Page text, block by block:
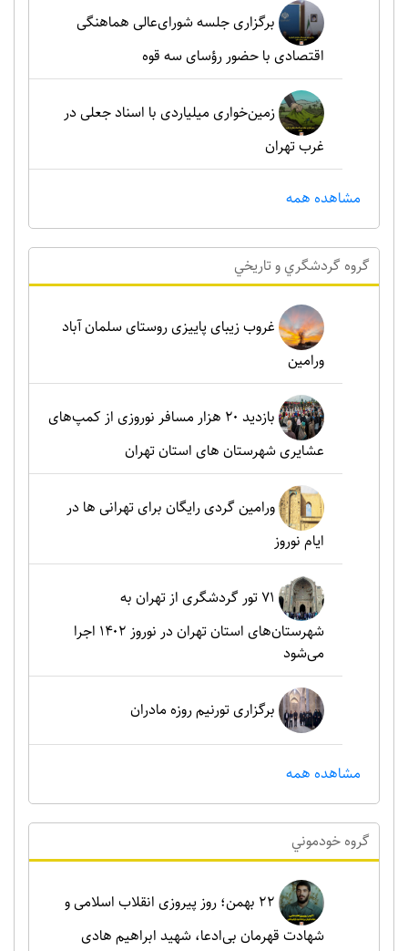
برگزاری جلسه شورای‌عالی هماهنگی
اقتصادی با حضور رؤسای سه قوه
زمین‌خواری میلیاردی با اسناد جعلی در
غرب تهران
مشاهده همه
گروه گردشگري و تاريخي
غروب زیبای پاییزی روستای سلمان آباد
ورامین
بازدید ۲۰ هزار مسافر نوروزی از کمپ‌های
عشایری شهرستان های استان تهران
ورامین گردی رایگان برای تهرانی ها در
ایام نوروز
۷۱ تور گردشگری از تهران به
شهرستان‌های استان تهران در نوروز ۱۴۰۲ اجرا
می‌شود
برگزاری تورنیم روزه مادران
مشاهده همه
گروه خودموني
۲۲ بهمن؛ روز پیروزی انقلاب اسلامی و
شهادت قهرمان بی‌ادعا، شهید ابراهیم هادی